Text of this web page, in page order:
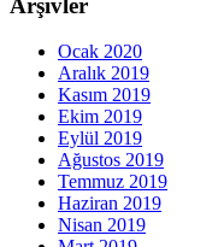
Ocak 2020
Aralık 2019
Kasım 2019
Ekim 2019
Eylül 2019
Ağustos 2019
Temmuz 2019
Haziran 2019
Nisan 2019